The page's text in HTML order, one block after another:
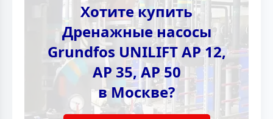
Хотите купить
Дренажные насосы
Grundfos UNILIFT AP 12,
AP 35, AP 50
в Москве?